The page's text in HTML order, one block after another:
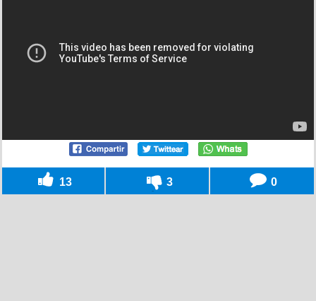
13 3 0